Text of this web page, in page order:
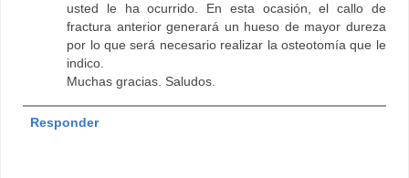
usted le ha ocurrido. En esta ocasión, el callo de
fractura anterior generará un hueso de mayor dureza
por lo que será necesario realizar la osteotomía que le
indico.
Muchas gracias. Saludos.
Responder